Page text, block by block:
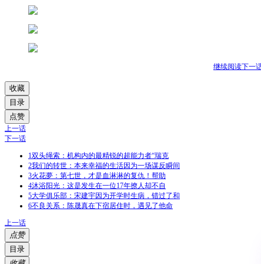
继续阅读下一
收藏
目录
点赞
上一话
下一话
1双头绳索：机构内的最精锐的超能力者“瑞克
2我们的转世：本来幸福的生活因为一场谋反瞬间
3火花夢：第七世，才是血淋淋的复仇！帮助
4沐浴阳光：这是发生在一位17年撩人却不自
5大学俱乐部：宋建宇因为开学时生病，错过了和
6不良关系：陈晟真在下宿居住时，遇见了他命
上一话
点赞
目录